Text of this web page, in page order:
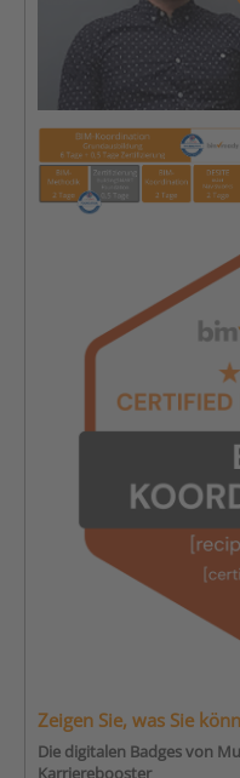
Zeigen Sie, was Sie
Die digitalen Badges von
Karrierebooster